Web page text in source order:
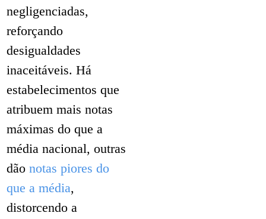
negligenciadas,
reforçando
desigualdades
inaceitáveis. Há
estabelecimentos que
atribuem mais notas
máximas do que a
média nacional, outras
dão notas piores do
que a média,
distorcendo a